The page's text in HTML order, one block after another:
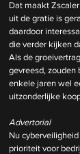
Dat maakt
uit de gratie is
daardoor
die verder kijken
Als de
gevreesd, zouden
enkele jaren wel
uitzonderlijke
Advertorial
Nu
prioriteit voor